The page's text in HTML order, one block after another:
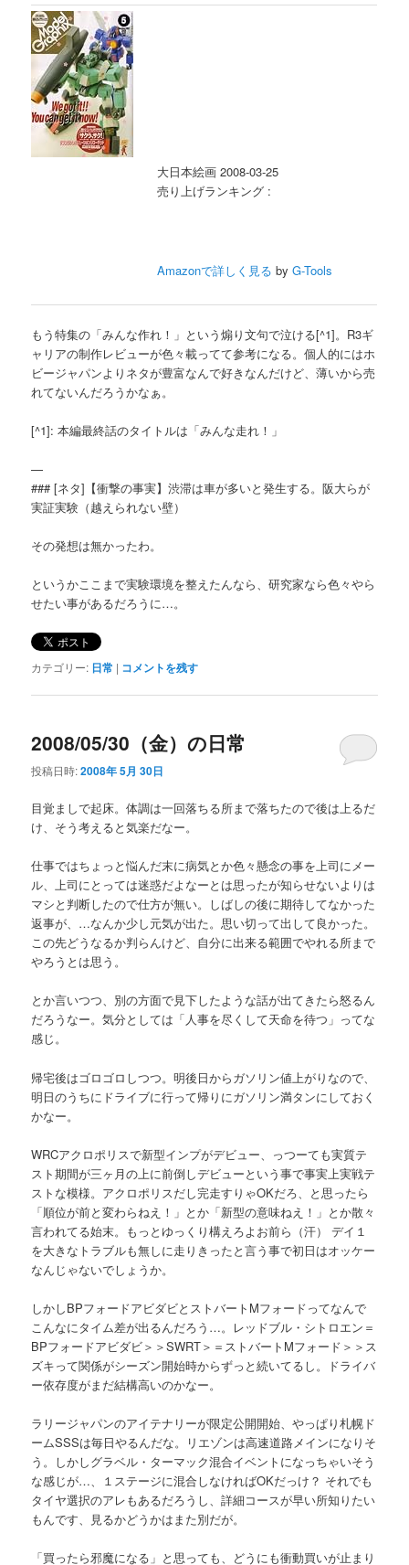
大日本絵画 2008-03-25
売り上げランキング :
Amazonで詳しく見る byG-Tools
もう特集の「みんな作れ！」という煽り文句で泣ける[^1]。R3ギ
ャリアの制作レビューが色々載ってて参考になる。個人的にはホ
ビージャパンよりネタが豊富なんで好きなんだけど、薄いから売
れてないんだろうかなぁ。
[^1]: 本編最終話のタイトルは「みんな走れ！」
—
### [ネタ]【衝撃の事実】渋滞は車が多いと発生する。阪大らが
実証実験（越えられない壁）
その発想は無かったわ。
というかここまで実験環境を整えたんなら、研究家なら色々やら
せたい事があるだろうに…。
カテゴリー: 日常 | コメントを残す
2008/05/30（金）の日常
投稿日時:2008年 5月 30日
目覚ましで起床。体調は一回落ちる所まで落ちたので後は上るだ
け、そう考えると気楽だなー。
仕事ではちょっと悩んだ末に病気とか色々懸念の事を上司にメー
ル、上司にとっては迷惑だよなーとは思ったが知らせないよりは
マシと判断したので仕方が無い。しばしの後に期待してなかった
返事が、…なんか少し元気が出た。思い切って出して良かった。
この先どうなるか判らんけど、自分に出来る範囲でやれる所まで
やろうとは思う。
とか言いつつ、別の方面で見下したような話が出てきたら怒るん
だろうなー。気分としては「人事を尽くして天命を待つ」ってな
感じ。
帰宅後はゴロゴロしつつ。明後日からガソリン値上がりなので、
明日のうちにドライブに行って帰りにガソリン満タンにしておく
かなー。
WRCアクロポリスで新型インプがデビュー、っつーても実質テ
スト期間が三ヶ月の上に前倒しデビューという事で事実上実戦テ
ストな模様。アクロポリスだし完走すりゃOKだろ、と思ったら
「順位が前と変わらねえ！」とか「新型の意味ねえ！」とか散々
言われてる始末。もっとゆっくり構えろよお前ら（汗） デイ１
を大きなトラブルも無しに走りきったと言う事で初日はオッケー
なんじゃないでしょうか。
しかしBPフォードアビダビとストバートMフォードってなんで
こんなにタイム差が出るんだろう…。レッドブル・シトロエン＝
BPフォードアビダビ＞＞SWRT＞＝ストバートMフォード＞＞ス
ズキって関係がシーズン開始時からずっと続いてるし。ドライバ
ー依存度がまだ結構高いのかなー。
ラリージャパンのアイテナリーが限定公開開始、やっぱり札幌ド
ームSSSは毎日やるんだな。リエゾンは高速道路メインになりそ
う。しかしグラベル・ターマック混合イベントになっちゃいそう
な感じが…、１ステージに混合しなければOKだっけ？ それでも
タイヤ選択のアレもあるだろうし、詳細コースが早い所知りたい
もんです、見るかどうかはまた別だが。
「買ったら邪魔になる」と思っても、どうにも衝動買いが止まり